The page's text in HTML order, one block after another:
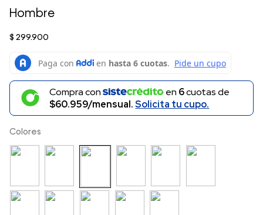
Hombre
$ 299.900
Compra con en 6cuotas de
$60.959/mensual.Solicita tu cupo.
Colores